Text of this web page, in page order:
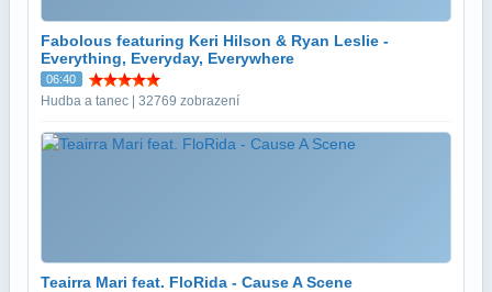
Fabolous featuring Keri Hilson & Ryan Leslie -
Everything, Everyday, Everywhere
06:40
Hudba a tanec | 32769 zobrazení
Teairra Mari feat. FloRida - Cause A Scene